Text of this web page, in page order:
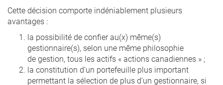
Cette décision comporte indéniablement plusieurs
avantages :
la possibilité de confier au(x) même(s)
gestionnaire(s), selon une même philosophie
de gestion, tous les actifs « actions canadiennes » ;
la constitution d’un portefeuille plus important
permettant la sélection de plus d’un gestionnaire, si